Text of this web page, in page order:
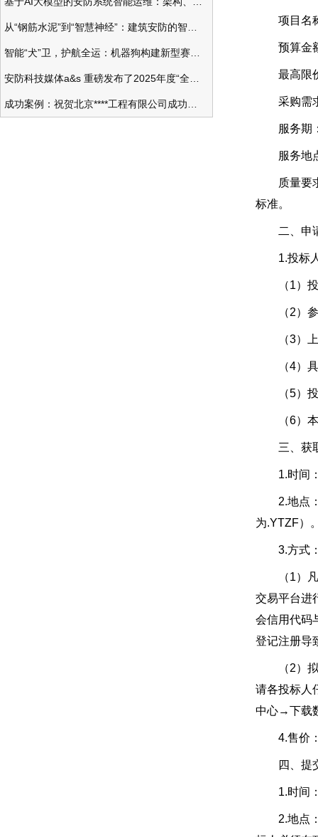
项目名称
预算金额
最高限
采购需求
服务期：
服务地点
质量要求
标准。
二、申请
1.投标人
（1）投
（2）参
（3）上
（4）具
（5）投
（6）本
三、获
1.时间：
2.地点：
为.YTZF）
3.方式
（1）凡有
交易平台进
会信用代码
登记注册导
（2）拟参
请各投标人
中心→下载
4.售价：
四、提交
1.时间：
2.地点：